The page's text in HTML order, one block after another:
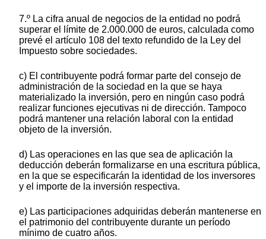
7.º La cifra anual de negocios de la entidad no podrá
superar el límite de 2.000.000 de euros, calculada como
prevé el artículo 108 del texto refundido de la Ley del
Impuesto sobre sociedades.
c) El contribuyente podrá formar parte del consejo de
administración de la sociedad en la que se haya
materializado la inversión, pero en ningún caso podrá
realizar funciones ejecutivas ni de dirección. Tampoco
podrá mantener una relación laboral con la entidad
objeto de la inversión.
d) Las operaciones en las que sea de aplicación la
deducción deberán formalizarse en una escritura pública,
en la que se especificarán la identidad de los inversores
y el importe de la inversión respectiva.
e) Las participaciones adquiridas deberán mantenerse en
el patrimonio del contribuyente durante un período
mínimo de cuatro años.